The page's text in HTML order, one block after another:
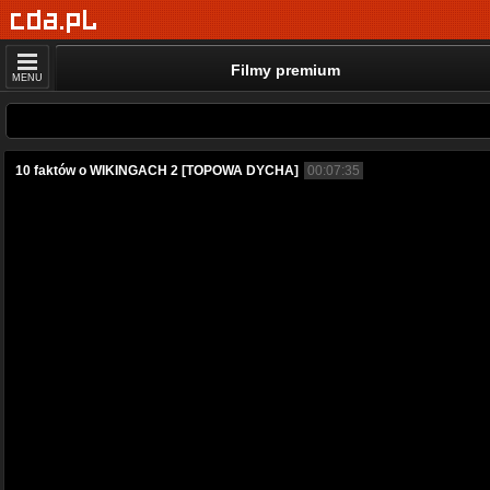
MENU Filmy premium
10 faktów o WIKINGACH 2 [TOPOWA DYCHA] 00:07:35